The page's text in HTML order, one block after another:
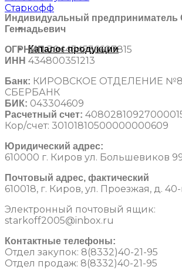
Каталог продукции
Индивидуальный предприниматель
Геннадьевич
ОГРНИП304434536607815
ИНН 434800351213
Банк: КИРОВСКОЕ ОТДЕЛЕНИЕ
СБЕРБАНК
БИК: 043304609
Расчетный счет:
Кор/счет: 30101810500000000609
Юридический адрес:
610000 г. Киров ул. Большевиков
Почтовый адрес, фактический
610018, г. Киров, ул. Проезжая, д.
Электронный почтовый ящик:
starkoff2005@inbox.ru
Контактные телефоны:
Отдел закупок: 8(8332)40-21-95
Отдел продаж: 8(8332)40-21-95